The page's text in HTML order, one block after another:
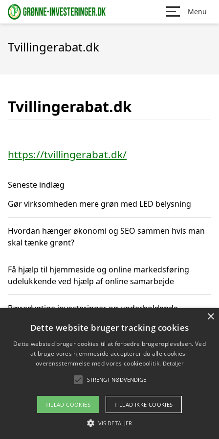
Menu
Tvillingerabat.dk
Tvillingerabat.dk
https://tvillingerabat.dk/
Seneste indlæg
Gør virksomheden mere grøn med LED belysning
Hvordan hænger økonomi og SEO sammen hvis man
skal tænke grønt?
Få hjælp til hjemmeside og online markedsføring
udelukkende ved hjælp af online samarbejde
Bæredygtige investeringer og underholdende
Sådan kan online møder for virksomheder fremme
grønne investeringer
Copyright 2026 - Pilanto Aps
Om / kontakt
×
Dette website bruger tracking cookies
Dette websted bruger cookies til at forbedre brugeroplevelsen. Ved
at bruge vores hjemmeside accepterer du alle cookies i
overensstemmelse med vores cookiepolitik. Detaljer
STRENGT NØDVENDIGE
TILLAD COOKIES TILLAD IKKE COOKIES
VIS DETALJER